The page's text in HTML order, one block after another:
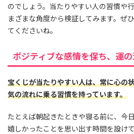
のでしょう。当たりやすい人の習慣や
まざまな角度から検証してみます。ぜ
てくださいね。
ポジティブな感情を保ち、運
宝くじが当たりやすい人は、常に心の
気の流れに乗る習慣を持っています。
たとえば朝起きたときや寝る前に、今
嬉しかったことを思い出す時間を設け